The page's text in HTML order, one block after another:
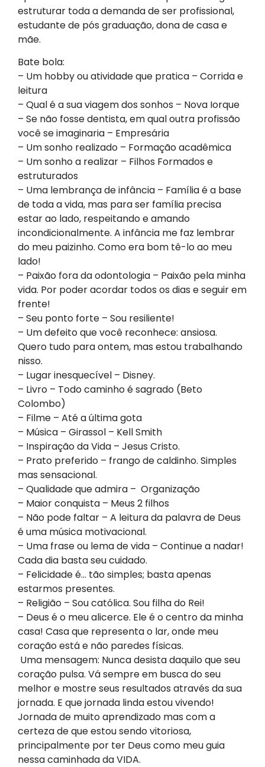
estruturar toda a demanda de ser profissional,
estudante de pós graduação, dona de casa e
mãe.
Bate bola:
– Um hobby ou atividade que pratica – Corrida e
leitura
– Qual é a sua viagem dos sonhos – Nova Iorque
– Se não fosse dentista, em qual outra profissão
você se imaginaria – Empresária
– Um sonho realizado – Formação acadêmica
– Um sonho a realizar – Filhos Formados e
estruturados
– Uma lembrança de infância – Família é a base
de toda a vida, mas para ser família precisa
estar ao lado, respeitando e amando
incondicionalmente. A infância me faz lembrar
do meu paizinho. Como era bom tê-lo ao meu
lado!
– Paixão fora da odontologia – Paixão pela minha
vida. Por poder acordar todos os dias e seguir em
frente!
– Seu ponto forte – Sou resiliente!
– Um defeito que você reconhece: ansiosa.
Quero tudo para ontem, mas estou trabalhando
nisso.
– Lugar inesquecível – Disney.
– Livro – Todo caminho é sagrado (Beto
Colombo)
– Filme – Até a última gota
– Música – Girassol – Kell Smith
– Inspiração da Vida – Jesus Cristo.
– Prato preferido – frango de caldinho. Simples
mas sensacional.
– Qualidade que admira – Organização
– Maior conquista – Meus 2 filhos
– Não pode faltar – A leitura da palavra de Deus
é uma música motivacional.
– Uma frase ou lema de vida – Continue a nadar!
Cada dia basta seu cuidado.
– Felicidade é… tão simples; basta apenas
estarmos presentes.
– Religião – Sou católica. Sou filha do Rei!
– Deus é o meu alicerce. Ele é o centro da minha
casa! Casa que representa o lar, onde meu
coração está e não paredes físicas.
Uma mensagem: Nunca desista daquilo que seu
coração pulsa. Vá sempre em busca do seu
melhor e mostre seus resultados através da sua
jornada. E que jornada linda estou vivendo!
Jornada de muito aprendizado mas com a
certeza de que estou sendo vitoriosa,
principalmente por ter Deus como meu guia
nessa caminhada da VIDA.